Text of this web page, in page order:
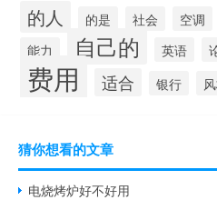
的人 的是 社会 空调
能力 自己的 英语
费用 适合 银行
猜你想看的文章
电烧烤炉好不好用